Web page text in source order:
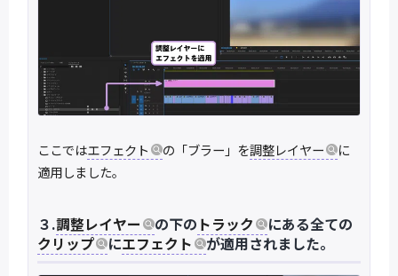
ここではエフェクト の「ブラー」を調整レイヤー
に
適用しました。
３.調整レイヤー の下の トラック
にある全ての
クリップ
にエフェクト が適用されました。